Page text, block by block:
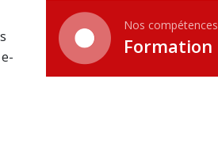
Nos compétences
Formation